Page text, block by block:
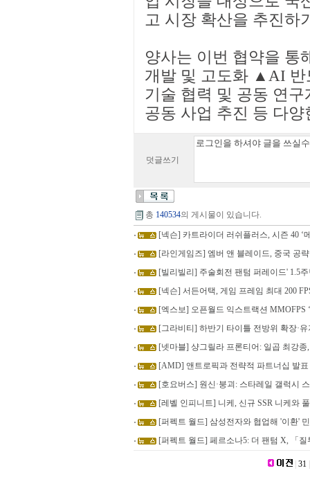
고 시장 확산을 추진하
양사는 이번 협약을
개발 및 고도화 ▲AI 반
기술 협력 및 공동 연
공동 사업 추진 등 다
덧글쓰기
총 140534의 게시물이 있습니다.
[넥슨] 카트라이더 러쉬플러스, 시즌 40 ‘
[라인게임즈] 엠버 앤 블레이드, 중국 공
[빌리빌리] 주술회전 팬텀 퍼레이드' 1.5
[넥슨] 서든어택, 게임 프레임 최대 200
[엑스보] 오픈월드 익스트랙션 MMOFPS
[그라비티] 하반기 타이틀 전방위 확장·
[넷마블] 샹그릴라 프론티어: 일곱 최강
[AMD] 앤트로픽과 전략적 파트너십 발
[호요버스] 원신·붕괴: 스타레일 갤럭시
[레벨 인피니트] 니케, 신규 SSR 니케와
[퍼펙트 월드] 삼성전자와 협업해 '이환'
[퍼펙트 월드] 페르소나5: 더 팬텀 X, 「
31